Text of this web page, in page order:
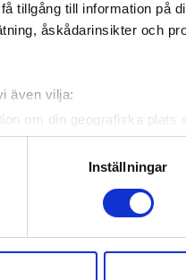
tillgång till information på
åskådarinsikter och
även vilja:
om din geografiska plats
genom att aktivt skanna
personliga uppgifter
när som helst från
vår trafik. Vi
annons- och analysföretag
Inställningar